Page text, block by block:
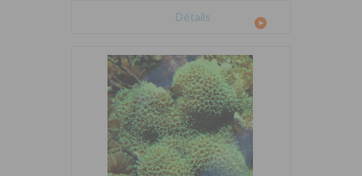
Détails